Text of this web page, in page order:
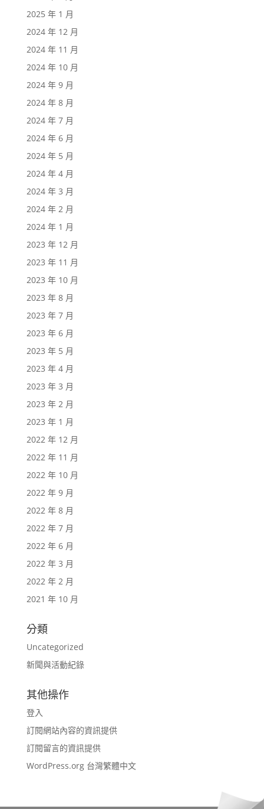
2025 年 1 月
2024 年 12 月
2024 年 11 月
2024 年 10 月
2024 年 9 月
2024 年 8 月
2024 年 7 月
2024 年 6 月
2024 年 5 月
2024 年 4 月
2024 年 3 月
2024 年 2 月
2024 年 1 月
2023 年 12 月
2023 年 11 月
2023 年 10 月
2023 年 8 月
2023 年 7 月
2023 年 6 月
2023 年 5 月
2023 年 4 月
2023 年 3 月
2023 年 2 月
2023 年 1 月
2022 年 12 月
2022 年 11 月
2022 年 10 月
2022 年 9 月
2022 年 8 月
2022 年 7 月
2022 年 6 月
2022 年 3 月
2022 年 2 月
2021 年 10 月
分類
Uncategorized
新聞與活動紀錄
其他操作
登入
訂閱網站內容的資訊提供
訂閱留言的資訊提供
WordPress.org 台灣繁體中文